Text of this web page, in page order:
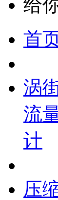
给
首
涡
流
计
压